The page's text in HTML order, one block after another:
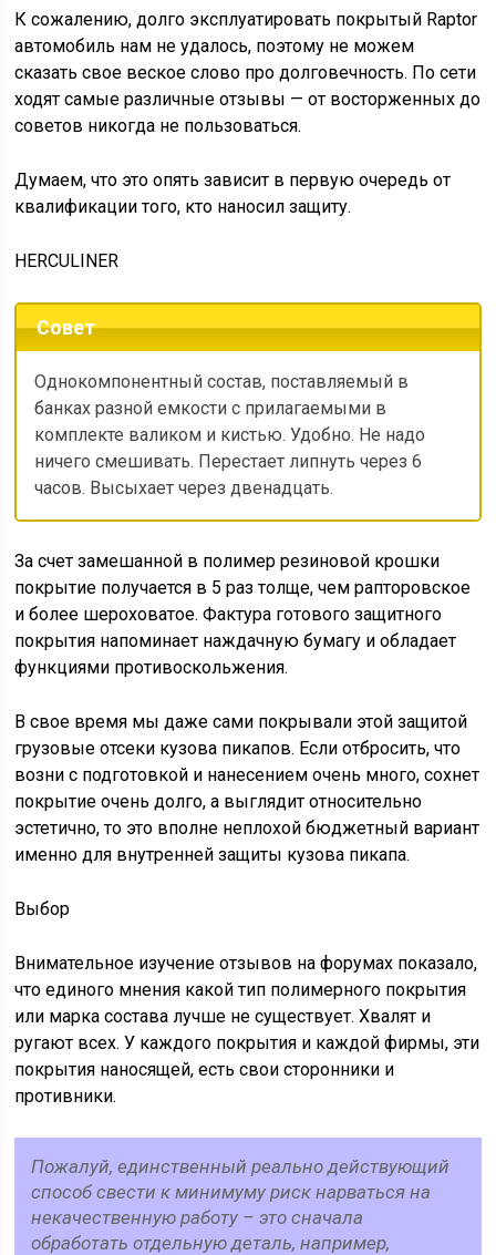
К сожалению, долго эксплуатировать покрытый Raptor
автомобиль нам не удалось, поэтому не можем
сказать свое веское слово про долговечность. По сети
ходят самые различные отзывы — от восторженных до
советов никогда не пользоваться.
Думаем, что это опять зависит в первую очередь от
квалификации того, кто наносил защиту.
HERCULINER
Совет
Однокомпонентный состав, поставляемый в
банках разной емкости с прилагаемыми в
комплекте валиком и кистью. Удобно. Не надо
ничего смешивать. Перестает липнуть через 6
часов. Высыхает через двенадцать.
За счет замешанной в полимер резиновой крошки
покрытие получается в 5 раз толще, чем рапторовское
и более шероховатое. Фактура готового защитного
покрытия напоминает наждачную бумагу и обладает
функциями противоскольжения.
В свое время мы даже сами покрывали этой защитой
грузовые отсеки кузова пикапов. Если отбросить, что
возни с подготовкой и нанесением очень много, сохнет
покрытие очень долго, а выглядит относительно
эстетично, то это вполне неплохой бюджетный вариант
именно для внутренней защиты кузова пикапа.
Выбор
Внимательное изучение отзывов на форумах показало,
что единого мнения какой тип полимерного покрытия
или марка состава лучше не существует. Хвалят и
ругают всех. У каждого покрытия и каждой фирмы, эти
покрытия наносящей, есть свои сторонники и
противники.
Пожалуй, единственный реально действующий
способ свести к минимуму риск нарваться на
некачественную работу – это сначала
обработать отдельную деталь, например,